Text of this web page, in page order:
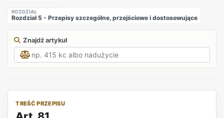
ROZDZIAŁ
Rozdział 5 - Przepisy szczególne, przejściowe i dostosowujące
Znajdź artykuł
TREŚĆ PRZEPISU